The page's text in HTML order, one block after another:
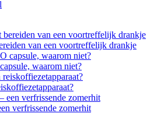
van een voortreffelijk drankje
waarom niet?
verfrissende zomerhit